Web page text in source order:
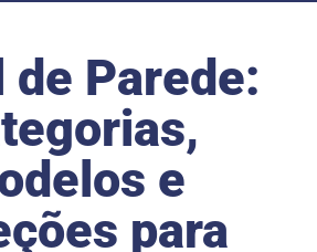
de Parede:
e
para